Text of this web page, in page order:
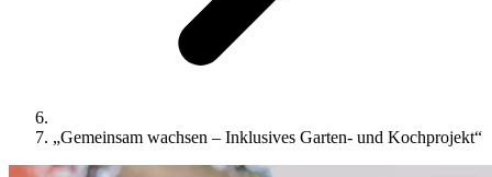
„Gemeinsam wachsen – Inklusives Garten- und Kochprojekt“